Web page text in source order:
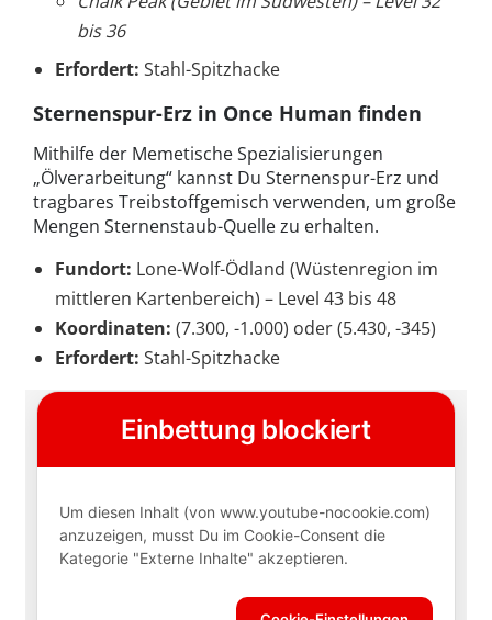
bis 36
Erfordert: Stahl-Spitzhacke
Sternenspur-Erz in Once Human finden
Mithilfe der Memetische Spezialisierungen
„Ölverarbeitung“ kannst Du Sternenspur-Erz und
tragbares Treibstoffgemisch verwenden, um große
Mengen Sternenstaub-Quelle zu erhalten.
Fundort: Lone-Wolf-Ödland (Wüstenregion im
mittleren Kartenbereich) – Level 43 bis 48
Koordinaten: (7.300, -1.000) oder (5.430, -345)
Erfordert: Stahl-Spitzhacke